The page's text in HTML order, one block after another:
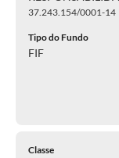
37.243.154/0001-14
Tipo do Fundo
FIF
Classe